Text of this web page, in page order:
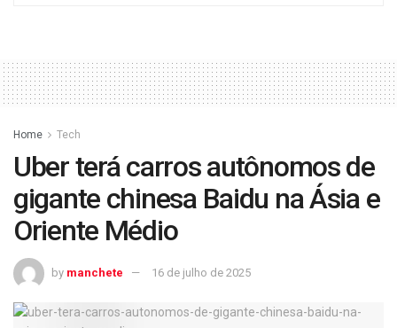
Home Tech
Uber terá carros autônomos de
gigante chinesa Baidu na Ásia e
Oriente Médio
by manchete 16 de julho de 2025